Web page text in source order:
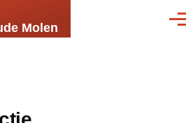
Molen